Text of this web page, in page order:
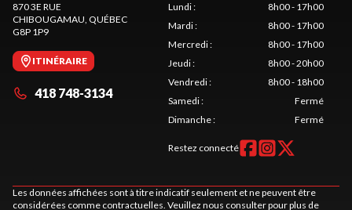
870 3E RUE
CHIBOUGAMAU, QUÉBEC
G8P 1P9
ITINÉRAIRE
418 748-3134
Lundi:
8h00 - 17h00
Mardi:
8h00 - 17h00
Mercredi:
8h00 - 17h00
Jeudi:
8h00 - 20h00
Vendredi:
8h00 - 18h00
Samedi:
Fermé
Dimanche: Fermé
Restez connecté
Les données affichées sont à titre indicatif seulement et ne peuvent être
considérées comme contractuelles. Veuillez nous consulter pour plus de